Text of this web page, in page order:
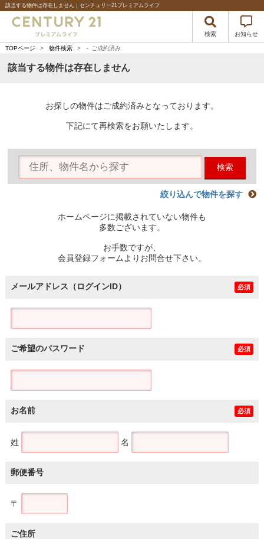
該当する物件は存在しません｜センチュリー21プレミアムライフ
検索 お知らせ
TOPページ > 物件検索 > - ご成約済み
該当する物件は存在しません
お探しの物件はご成約済みとなっております。
下記にて再検索をお願いたします。
検索
絞り込んで物件を探す
ホームページに掲載されていない物件も
多数ございます。
お手数ですが、
会員登録フォームよりお問合せ下さい。
メールアドレス（ログインID） 必須
ご希望のパスワード 必須
お名前 必須
姓 名
郵便番号
〒
ご住所